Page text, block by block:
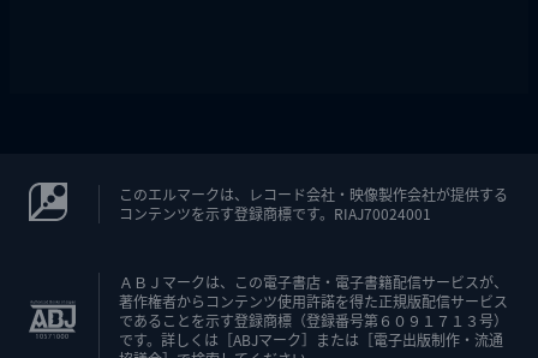
このエルマークは、レコード会社・映像製作会社が提供する
コンテンツを示す登録商標です。RIAJ70024001
ＡＢＪマークは、この電子書店・電子書籍配信サービスが、
著作権者からコンテンツ使用許諾を得た正規版配信サービス
であることを示す登録商標（登録番号第６０９１７１３号）
です。詳しくは［ABJマーク］または［電子出版制作・流通